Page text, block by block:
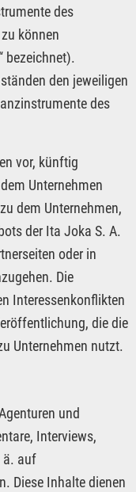
des
können
bezeichnet).
den jeweiligen
des
vor, künftig
Unternehmen
dem Unternehmen,
der Ita Joka S. A.
oder in
Die
Interessenkonflikten
die die
Unternehmen nutzt.
und
Interviews,
ä. auf
Diese Inhalte dienen